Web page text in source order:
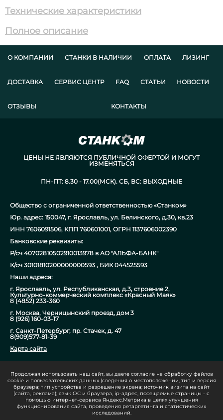
Технические характеристики
Полное описание
О КОМПАНИИ СТАНКИ В НАЛИЧИИ ОПЛАТА ЛИЗИНГ
ДОСТАВКА СЕРВИС ЦЕНТР FAQ СТАТЬИ НОВОСТИ
ОТЗЫВЫ КОНТАКТЫ
ЦЕНЫ НЕ ЯВЛЯЮТСЯ ПУБЛИЧНОЙ ОФЕРТОЙ И МОГУТ
ИЗМЕНЯТЬСЯ
ПН-ПТ: 8.30 - 17.00(МСК). СБ, ВС: ВЫХОДНЫЕ
Общество с ограниченной ответственностью «Станком»
Юр. адрес: 150047, г. Ярославль, ул. Белинского, д.30, кв.23
ИНН 7606091506, КПП 760601001, ОГРН 1137606002390
Банковские реквизиты:
Р/сч 40702810502910013978 в АО "АЛЬФА-БАНК"
К/сч 30101810200000000593 , БИК 044525593
Наши адреса:
г. Ярославль, ул. Республиканская, д.3, строение 2,
Культурно-коммерческий комплекс «Красный Маяк»
8 (4852) 233-360
г. Москва, Черницынский проезд, дом 3
8 (926) 160-03-17
г. Санкт-Петербург, пр. Стачек, д. 47
8(909)577-81-39
Карта сайта
info@stanok-chpu.ru
8 800 600 73 70
Продолжая использовать наш сайт, вы даете согласие на обработку файлов
cookie и пользовательских данных (сведения о местоположении, тип и версия
браузера; тип устройства и разрешение экрана; источник визита на сайт
(сайта, реклама); язык ОС и браузера, ip-адрес, посещаемые страницы - с
помощью интернет-сервиса Яндекс.Метрика в целях улучшения
функционирования сайта, проведения ретаргетинга и статистических
исследований.